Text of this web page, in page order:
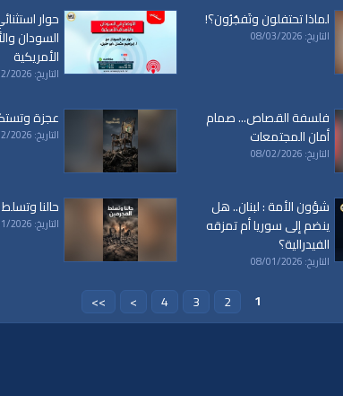
لماذا تحتفلون وتَفجُرُون؟!
التاريخ: 08/03/2026
حوار
السودان
الأمريكية
التاريخ: 08/02/2026
فلسفة القصاص... صمام
أمان المجتمعات
التاريخ: 08/02/2026
عجزة
التاريخ: 08/02/2026
شؤون الأمة : لبنان.. هل
ينضم إلى سوريا أم تمزقه
الفيدرالية؟
التاريخ: 08/01/2026
حالنا
التاريخ: 08/01/2026
1
2
3
4
>
>>